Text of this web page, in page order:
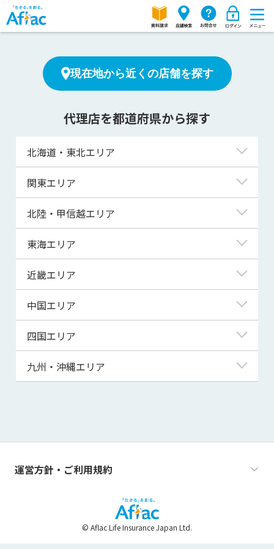
現在地から近くの店舗を探す
代理店を都道府県から探す
北海道・東北エリア
北海道
青森県
宮城県
秋田県
山形県
関東エリア
東京都
神奈川県
埼玉県
千葉県
茨城県
群馬県
北陸・甲信越エリア
新潟県
富山県
福井県
山梨県
長野県
東海エリア
岐阜県
静岡県
三重県
近畿エリア
滋賀県
京都府
大阪府
兵庫県
和歌山県
中国エリア
鳥取県
島根県
山口県
四国エリア
徳島県
高知県
九州・沖縄エリア
熊本県
運営方針・ご利用規約
© Aflac Life Insurance Japan Ltd.